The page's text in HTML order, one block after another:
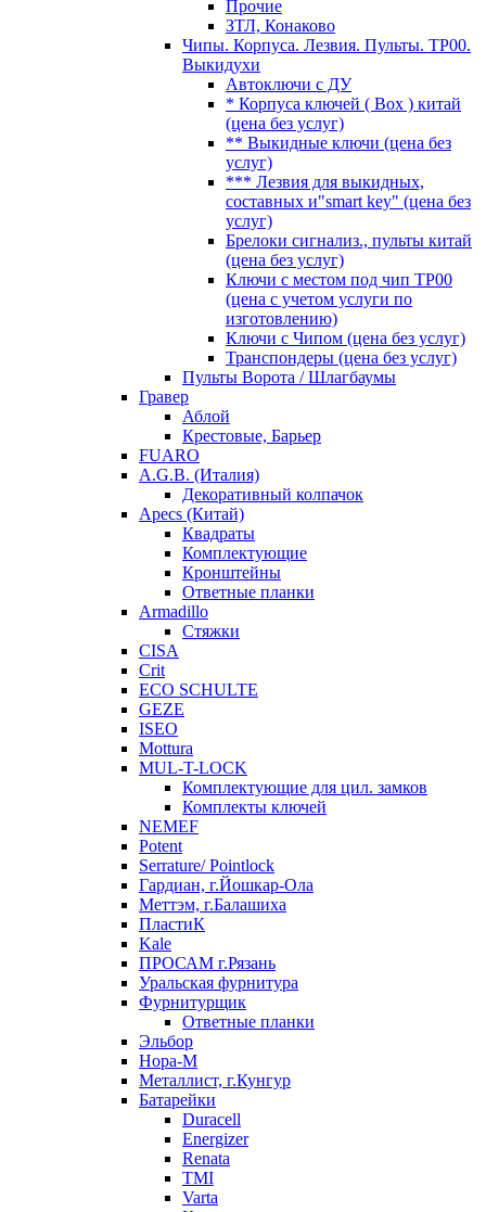
Прочие
ЗТЛ, Конаково
Чипы. Корпуса. Лезвия. Пульты. TP00.
Выкидухи
Автоключи с ДУ
* Корпуса ключей ( Box ) китай
(цена без услуг)
** Выкидные ключи (цена без
услуг)
*** Лезвия для выкидных,
составных и"smart key" (цена без
услуг)
Брелоки сигнализ., пульты китай
(цена без услуг)
Ключи с местом под чип TP00
(цена с учетом услуги по
изготовлению)
Ключи с Чипом (цена без услуг)
Транспондеры (цена без услуг)
Пульты Ворота / Шлагбаумы
Гравер
Аблой
Крестовые, Барьер
FUARO
A.G.B. (Италия)
Декоративный колпачок
Apecs (Китай)
Квадраты
Комплектующие
Кронштейны
Ответные планки
Armadillo
Стяжки
CISA
Crit
ECO SCHULTE
GEZE
ISEO
Mottura
MUL-T-LOCK
Комплектующие для цил. замков
Комплекты ключей
NEMEF
Potent
Serrature/ Pointlock
Гардиан, г.Йошкар-Ола
Меттэм, г.Балашиха
ПластиК
Kale
ПРОСАМ г.Рязань
Уральская фурнитура
Фурнитурщик
Ответные планки
Эльбор
Нора-М
Металлист, г.Кунгур
Батарейки
Duracell
Energizer
Renata
TMI
Varta